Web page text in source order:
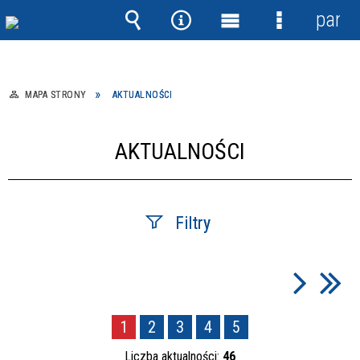
MAPA STRONY AKTUALNOŚCI
AKTUALNOŚCI
Filtry
Data publikacji
1 2 3 4 5
Liczba aktualności: 46
Wyszukiwarka
Narzędzia
Menu Menu
panel